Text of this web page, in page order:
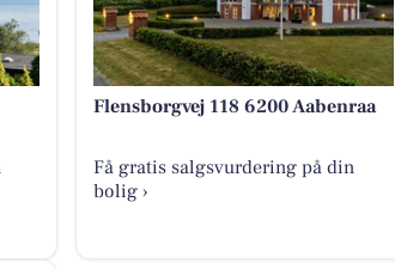
Flensborgvej 118 6200 Aabenraa
Få gratis salgsvurdering på din
bolig ›